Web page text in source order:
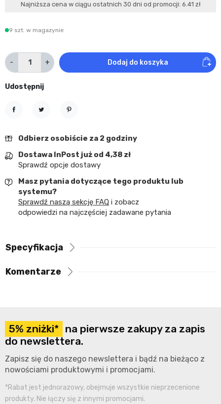
Najniższa cena w ciągu ostatnich 30 dni od promocji: 6.41 zł
9 szt. w magazynie
- + Dodaj do koszyka
Udostępnij
Odbierz osobiście za 2 godziny
Dostawa InPost już od 4,38 zł
Sprawdź opcje dostawy
Masz pytania dotyczące tego produktu lub
systemu?
Sprawdź naszą sekcję FAQ i zobacz
odpowiedzi na najczęściej zadawane pytania
Specyfikacja
Komentarze
5% zniżki* na pierwsze zakupy za zapis
do newslettera.
Zapisz się do naszego newslettera i bądź na bieżąco z
nowościami produktowymi i promocjami.
*Rabat jest jednorazowy, obejmuje wszystkie nieprzecenione
produkty. Nie łączy się z innymi promocjami.